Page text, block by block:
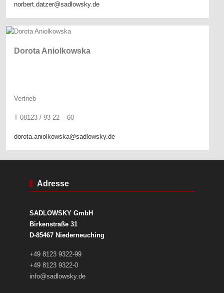
norbert.datzer@sadlowsky.de
Dorota Aniolkowska
Vertrieb
T 08123 / 93 22 – 60
dorota.aniolkowska@sadlowsky.de
Adresse
SADLOWSKY GmbH
Birkenstraße 31
D-85467 Niederneuching
+49 8123 9322-99
+49 8123 9322-0
info@sadlowsky.de